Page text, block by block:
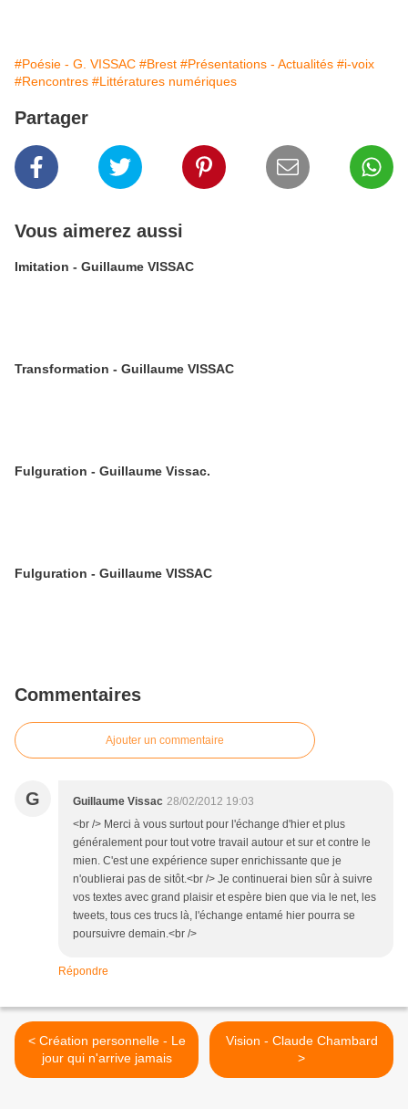
#Poésie - G. VISSAC #Brest #Présentations - Actualités #i-voix
#Rencontres #Littératures numériques
Partager
Vous aimerez aussi
Imitation - Guillaume VISSAC
Transformation - Guillaume VISSAC
Fulguration - Guillaume Vissac.
Fulguration - Guillaume VISSAC
Commentaires
Ajouter un commentaire
G Guillaume Vissac 28/02/2012 19:03
<br /> Merci à vous surtout pour l'échange d'hier et plus
généralement pour tout votre travail autour et sur et contre le
mien. C'est une expérience super enrichissante que je
n'oublierai pas de sitôt.<br /> Je continuerai bien sûr à suivre
vos textes avec grand plaisir et espère bien que via le net, les
tweets, tous ces trucs là, l'échange entamé hier pourra se
poursuivre demain.<br />
Répondre
< Création personnelle - Le
jour qui n'arrive jamais
Vision - Claude Chambard
>